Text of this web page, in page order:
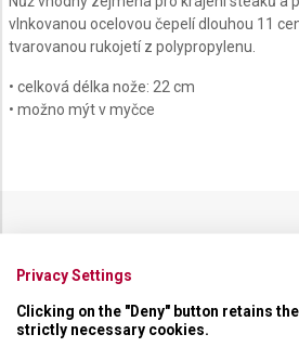
vlnkovanou ocelovou čepelí dlouhou 11
tvarovanou rukojetí z polypropylenu.
• celková délka nože: 22 cm
• možno mýt v myčce
Privacy Settings
Clicking on the "Deny" button retains
strictly necessary cookies.